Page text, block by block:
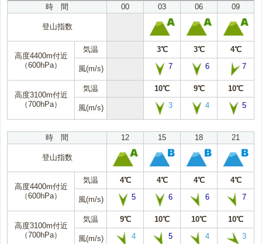
時 間
00 03 06 09
登山指数
高度4400m付近
（600hPa）
気温 3℃ 3℃ 4℃
風(m/s) 7 6 7
高度3100m付近
（700hPa）
気温 10℃ 9℃ 10℃
風(m/s) 3 4 5
時 間 12 15 18 21
登山指数
高度4400m付近
（600hPa）
気温 4℃ 4℃ 4℃ 4℃
風(m/s) 5 6 6 7
高度3100m付近
（700hPa）
気温 9℃ 10℃ 10℃ 10℃
風(m/s) 4 5 4 3